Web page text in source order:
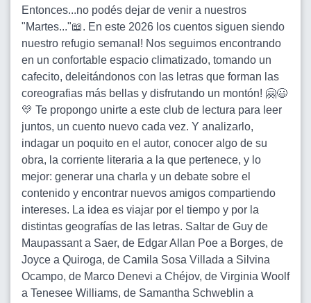
Entonces...no podés dejar de venir a nuestros
"Martes..."📖. En este 2026 los cuentos siguen siendo
nuestro refugio semanal! Nos seguimos encontrando
en un confortable espacio climatizado, tomando un
cafecito, deleitándonos con las letras que forman las
coreografias más bellas y disfrutando un montón! 🤗😃
💛 Te propongo unirte a este club de lectura para leer
juntos, un cuento nuevo cada vez. Y analizarlo,
indagar un poquito en el autor, conocer algo de su
obra, la corriente literaria a la que pertenece, y lo
mejor: generar una charla y un debate sobre el
contenido y encontrar nuevos amigos compartiendo
intereses. La idea es viajar por el tiempo y por la
distintas geografías de las letras. Saltar de Guy de
Maupassant a Saer, de Edgar Allan Poe a Borges, de
Joyce a Quiroga, de Camila Sosa Villada a Silvina
Ocampo, de Marco Denevi a Chéjov, de Virginia Woolf
a Tenesee Williams, de Samantha Schweblin a